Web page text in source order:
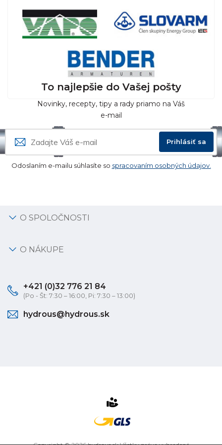
To najlepšie do Vašej pošty
Novinky, recepty, tipy a rady priamo na Váš
e-mail
Prihlásiť sa
Odoslaním e-mailu súhlasíte so spracovaním osobných údajov.
O SPOLOČNOSTI
O NÁKUPE
+421 (0)32 776 21 84
(Po - Št: 7:30 – 16:00, Pi: 7:30 – 13:00)
hydrous@hydrous.sk